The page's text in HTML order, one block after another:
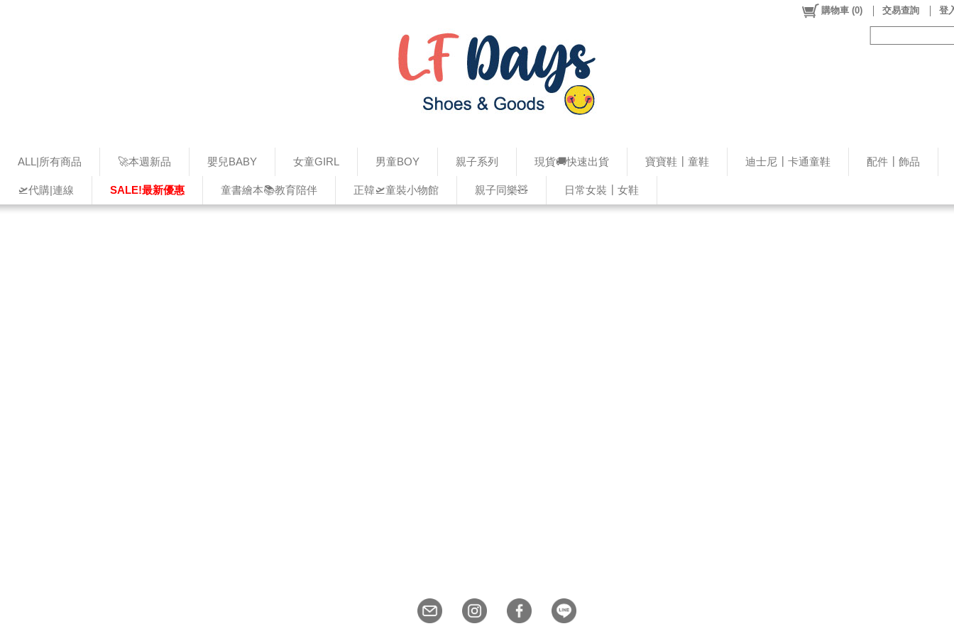
ALL|所有商品 🚀本週新品 嬰兒BABY 女童GIRL 男童BOY 親子系列 現貨🚚快速出貨 寶寶鞋┃童鞋 迪士尼┃卡通童鞋 配件┃飾品
🛫代購|連線 SALE!最新優惠 童書繪本📚教育陪伴 正韓🛫童裝小物館 親子同樂🧸 日常女裝┃女鞋
購物車 (0) 交易查詢 登